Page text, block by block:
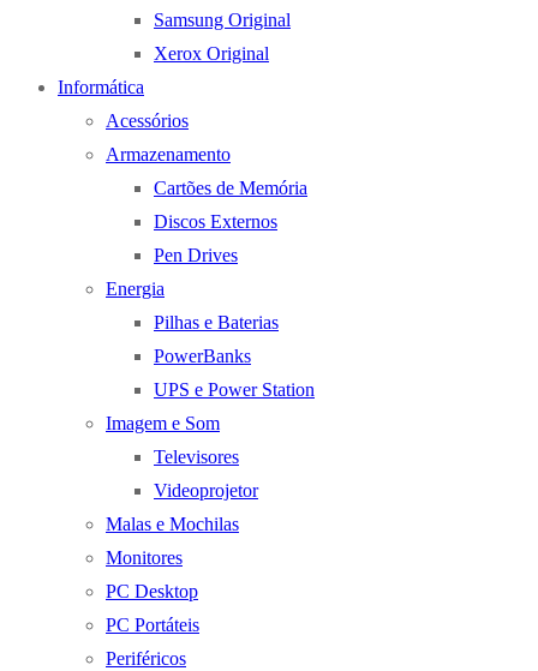
Samsung Original
Xerox Original
Informática
Acessórios
Armazenamento
Cartões de Memória
Discos Externos
Pen Drives
Energia
Pilhas e Baterias
PowerBanks
UPS e Power Station
Imagem e Som
Televisores
Videoprojetor
Malas e Mochilas
Monitores
PC Desktop
PC Portáteis
Periféricos